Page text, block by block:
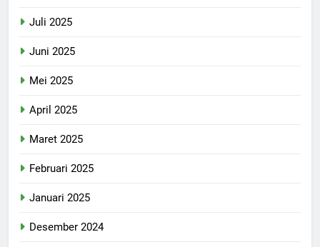
Juli 2025
Juni 2025
Mei 2025
April 2025
Maret 2025
Februari 2025
Januari 2025
Desember 2024